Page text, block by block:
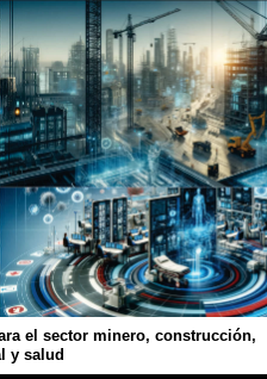
el sector minero, construcción,
y salud